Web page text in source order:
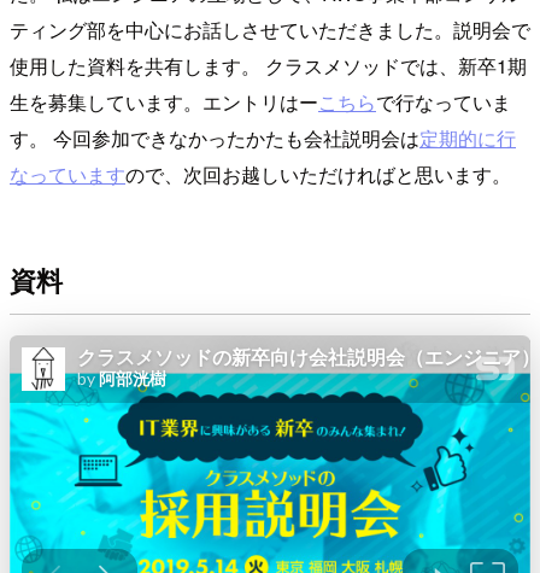
ティング部を中心にお話しさせていただきました。説明会で
使用した資料を共有します。 クラスメソッドでは、新卒1期
生を募集しています。エントリはーこちらで行なっていま
す。 今回参加できなかったかたも会社説明会は定期的に行
なっていますので、次回お越しいただければと思います。
資料